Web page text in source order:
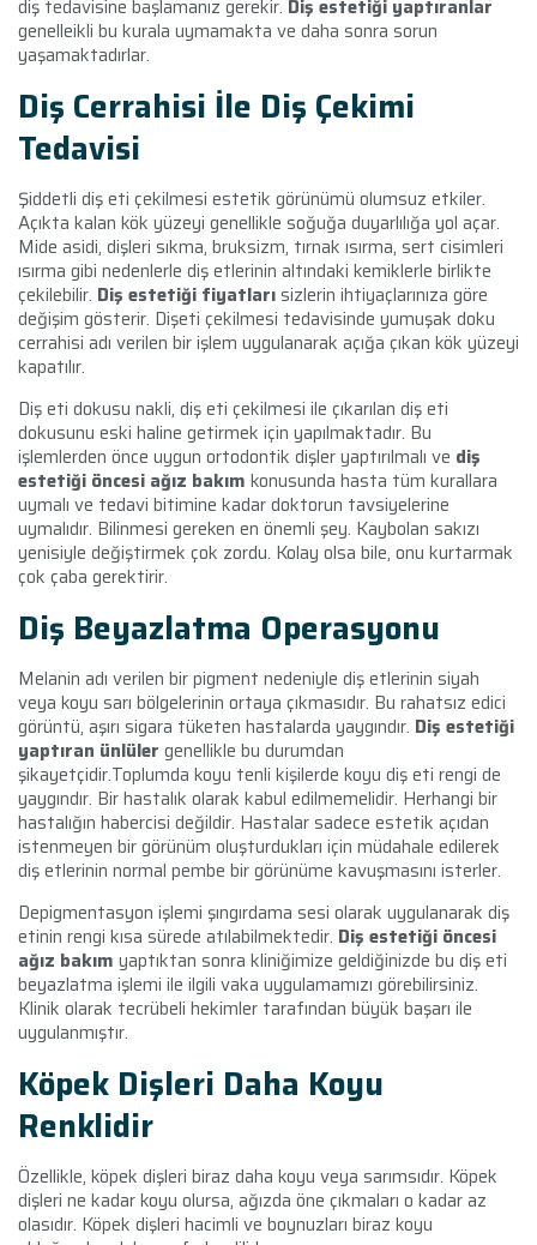
diş tedavisine başlamanız gerekir. Diş estetiği yaptıranlar
genelleikli bu kurala uymamakta ve daha sonra sorun
yaşamaktadırlar.
Diş Cerrahisi İle Diş Çekimi
Tedavisi
Şiddetli diş eti çekilmesi estetik görünümü olumsuz etkiler.
Açıkta kalan kök yüzeyi genellikle soğuğa duyarlılığa yol açar.
Mide asidi, dişleri sıkma, bruksizm, tırnak ısırma, sert cisimleri
ısırma gibi nedenlerle diş etlerinin altındaki kemiklerle birlikte
çekilebilir. Diş estetiği fiyatlarısizlerin ihtiyaçlarınıza göre
değişim gösterir. Dişeti çekilmesi tedavisinde yumuşak doku
cerrahisi adı verilen bir işlem uygulanarak açığa çıkan kök yüzeyi
kapatılır.
Diş eti dokusu nakli, diş eti çekilmesi ile çıkarılan diş eti
dokusunu eski haline getirmek için yapılmaktadır. Bu
işlemlerden önce uygun ortodontik dişler yaptırılmalı ve diş
estetiği öncesi ağız bakım konusunda hasta tüm kurallara
uymalı ve tedavi bitimine kadar doktorun tavsiyelerine
uymalıdır. Bilinmesi gereken en önemli şey. Kaybolan sakızı
yenisiyle değiştirmek çok zordu. Kolay olsa bile, onu kurtarmak
çok çaba gerektirir.
Diş Beyazlatma Operasyonu
Melanin adı verilen bir pigment nedeniyle diş etlerinin siyah
veya koyu sarı bölgelerinin ortaya çıkmasıdır. Bu rahatsız edici
görüntü, aşırı sigara tüketen hastalarda yaygındır. Diş estetiği
yaptıran ünlüler genellikle bu durumdan
şikayetçidir.Toplumda koyu tenli kişilerde koyu diş eti rengi de
yaygındır. Bir hastalık olarak kabul edilmemelidir. Herhangi bir
hastalığın habercisi değildir. Hastalar sadece estetik açıdan
istenmeyen bir görünüm oluşturdukları için müdahale edilerek
diş etlerinin normal pembe bir görünüme kavuşmasını isterler.
Depigmentasyon işlemi şıngırdama sesi olarak uygulanarak diş
etinin rengi kısa sürede atılabilmektedir. Diş estetiği öncesi
ağız bakım yaptıktan sonra kliniğimize geldiğinizde bu diş eti
beyazlatma işlemi ile ilgili vaka uygulamamızı görebilirsiniz.
Klinik olarak tecrübeli hekimler tarafından büyük başarı ile
uygulanmıştır.
Köpek Dişleri Daha Koyu
Renklidir
Özellikle, köpek dişleri biraz daha koyu veya sarımsıdır. Köpek
dişleri ne kadar koyu olursa, ağızda öne çıkmaları o kadar az
olasıdır. Köpek dişleri hacimli ve boynuzları biraz koyu